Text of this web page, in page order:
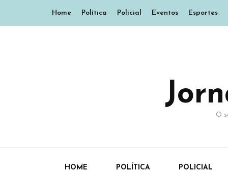
Home Política Policial Eventos Esportes
O
HOME POLÍTICA POLICIAL